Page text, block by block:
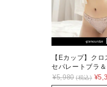
【Eカップ】ク
セパレートブラ
¥5,980 ¥